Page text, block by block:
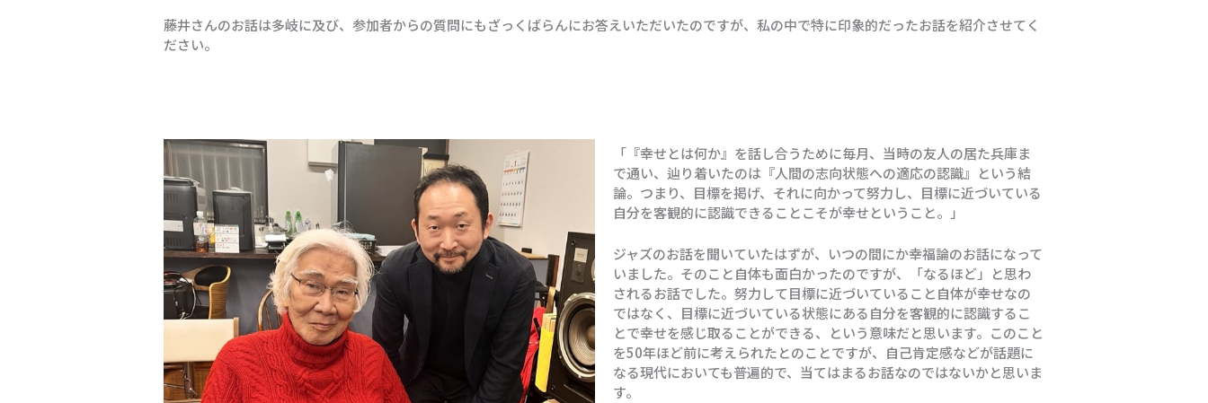
藤井さんのお話は多岐に及び、参加者からの質問にもざっくばらんにお答えいただいたのですが、私の中で特に印象的だったお話を紹介させてく
ださい。
「『幸せとは何か』を話し合うために毎月、当時の友人の居た兵庫ま
で通い、辿り着いたのは『人間の志向状態への適応の認識』という結
論。つまり、目標を掲げ、それに向かって努力し、目標に近づいている
自分を客観的に認識できることこそが幸せということ。」
ジャズのお話を聞いていたはずが、いつの間にか幸福論のお話になって
いました。そのこと自体も面白かったのですが、「なるほど」と思わ
されるお話でした。努力して目標に近づいていること自体が幸せなの
ではなく、目標に近づいている状態にある自分を客観的に認識するこ
とで幸せを感じ取ることができる、という意味だと思います。このこと
を50年ほど前に考えられたとのことですが、自己肯定感などが話題に
なる現代においても普遍的で、当てはまるお話なのではないかと思いま
す。